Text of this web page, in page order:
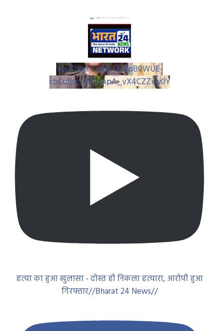
YouTube Video UC4pB9WUE-
cbCuBsnLW7pApA_vX4CZZiay0Y
हत्या का हुआ खुलासा - दोस्त ही निकला हत्यारा, आरोपी हुआ
गिरफ्तार//Bharat 24 News//